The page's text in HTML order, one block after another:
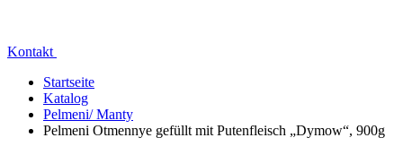
Kontakt
Startseite
Katalog
Pelmeni/ Manty
Pelmeni Otmennye gefüllt mit Putenfleisch „Dymow“, 900g